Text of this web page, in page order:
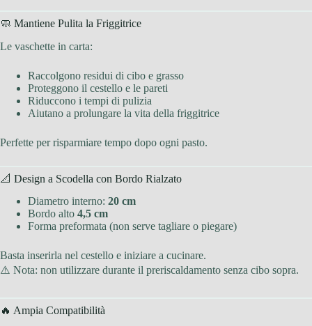
🧼 Mantiene Pulita la Friggitrice
Le vaschette in carta:
Raccolgono residui di cibo e grasso
Proteggono il cestello e le pareti
Riduccono i tempi di pulizia
Aiutano a prolungare la vita della friggitrice
Perfette per risparmiare tempo dopo ogni pasto.
📐 Design a Scodella con Bordo Rialzato
Diametro interno: 20 cm
Bordo alto 4,5 cm
Forma preformata (non serve tagliare o piegare)
Basta inserirla nel cestello e iniziare a cucinare.
⚠️ Nota: non utilizzare durante il preriscaldamento senza cibo sopra.
🔥 Ampia Compatibilità